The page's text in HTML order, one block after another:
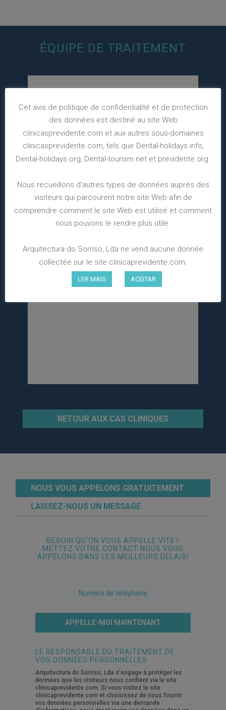
ÉQUIPE DE TRAITEMENT
RETOUR AUX CAS CLINIQUES
NOUS VOUS APPELONS GRATUITEMENT
LAISSEZ-NOUS UN MESSAGE
BESOIN QU'ON VOUS APPELLE VITE?
METTEZ VOTRE CONTACT NOUS VOUS
APPELONS DANS LES MEILLEURS DÉLAIS!
APPELLE-MOI MAINTENANT
LE RESPONSABLE DU TRAITEMENT DE
VOS DONNÉES PERSONNELLES
Arquitectura do Sorriso, Lda s'engage à protéger les
données que les visiteurs nous confient via le site
clinicaprevidente.com. Si vous visitez le site
clinicaprevidente.com et choisissez de nous fournir
vos données personnelles via une demande
Cet avis de politique de confidentialité et de protection
des données est destiné au site Web
clinicasprevidente.com et aux autres sous-domaines
clinicasprevidente.com, tels que Dental-holidays.info,
Dental-holidays.org, Dental-tourism.net et previdente.org.
Nous recueillons d'autres types de données auprès des
visiteurs qui parcourent notre site Web afin de
comprendre comment le site Web est utilisé et comment
nous pouvons le rendre plus utile.
Arquitectura do Sorriso, Lda ne vend aucune donnée
collectée sur le site clinicaprevidente.com.
LER MAIS ACEITAR